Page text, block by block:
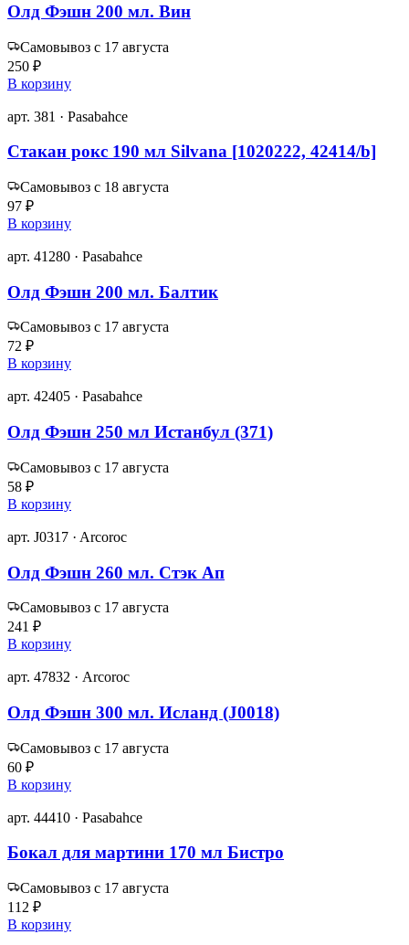
Олд Фэшн 200 мл. Вин
Самовывоз с 17 августа
250 ₽
В корзину
арт. 381 · Pasabahce
Стакан рокс 190 мл Silvana [1020222, 42414/b]
Самовывоз с 18 августа
97 ₽
В корзину
арт. 41280 · Pasabahce
Олд Фэшн 200 мл. Балтик
Самовывоз с 17 августа
72 ₽
В корзину
арт. 42405 · Pasabahce
Олд Фэшн 250 мл Истанбул (371)
Самовывоз с 17 августа
58 ₽
В корзину
арт. J0317 · Arcoroc
Олд Фэшн 260 мл. Стэк Ап
Самовывоз с 17 августа
241 ₽
В корзину
арт. 47832 · Arcoroc
Олд Фэшн 300 мл. Исланд (J0018)
Самовывоз с 17 августа
60 ₽
В корзину
арт. 44410 · Pasabahce
Бокал для мартини 170 мл Бистро
Самовывоз с 17 августа
112 ₽
В корзину